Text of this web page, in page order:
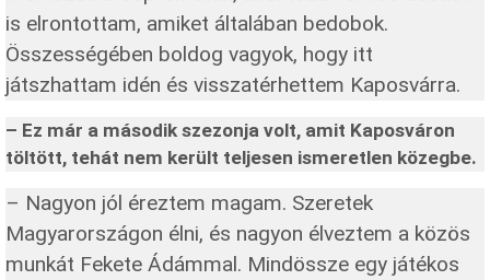
is elrontottam, amiket általában bedobok.
Összességében boldog vagyok, hogy itt
játszhattam idén és visszatérhettem Kaposvárra.
– Ez már a második szezonja volt, amit Kaposváron
töltött, tehát nem került teljesen ismeretlen közegbe.
– Nagyon jól éreztem magam. Szeretek
Magyarországon élni, és nagyon élveztem a közös
munkát Fekete Ádámmal. Mindössze egy játékos